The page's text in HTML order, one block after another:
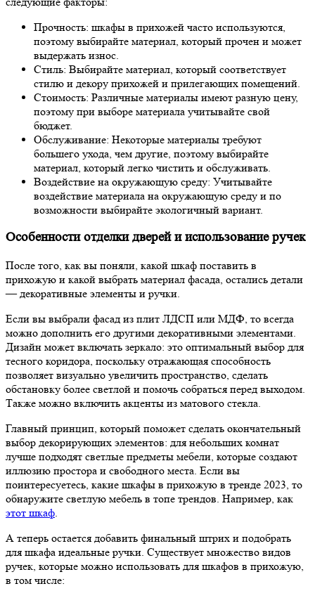
Прочность: шкафы в прихожей часто используются,
поэтому выбирайте материал, который прочен и может
выдержать износ.
Стиль: Выбирайте материал, который соответствует
стилю и декору прихожей и прилегающих помещений.
Стоимость: Различные материалы имеют разную цену,
поэтому при выборе материала учитывайте свой
бюджет.
Обслуживание: Некоторые материалы требуют
большего ухода, чем другие, поэтому выбирайте
материал, который легко чистить и обслуживать.
Воздействие на окружающую среду: Учитывайте
воздействие материала на окружающую среду и по
возможности выбирайте экологичный вариант.
Особенности отделки дверей и использование ручек
После того, как вы поняли, какой шкаф поставить в
прихожую и какой выбрать материал фасада, остались детали
— декоративные элементы и ручки.
Если вы выбрали фасад из плит ЛДСП или МДФ, то всегда
можно дополнить его другими декоративными элементами.
Дизайн может включать зеркало: это оптимальный выбор для
тесного коридора, поскольку отражающая способность
позволяет визуально увеличить пространство, сделать
обстановку более светлой и помочь собраться перед выходом.
Также можно включить акценты из матового стекла.
Главный принцип, который поможет сделать окончательный
выбор декорирующих элементов: для небольших комнат
лучше подходят светлые предметы мебели, которые создают
иллюзию простора и свободного места. Если вы
поинтересуетесь, какие шкафы в прихожую в тренде 2023, то
обнаружите светлую мебель в топе трендов. Например, как
этот шкаф.
А теперь остается добавить финальный штрих и подобрать
для шкафа идеальные ручки. Существует множество видов
ручек, которые можно использовать для шкафов в прихожую,
в том числе: